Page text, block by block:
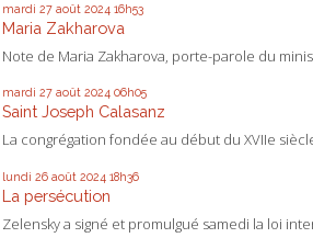
mardi 27 août 2024 16h53
Maria Zakharova
Note de Maria Zakharova, porte-parole du
mardi 27 août 2024 06h05
Saint Joseph Calasanz
La congrégation fondée au début du XVIIe
lundi 26 août 2024 18h36
La persécution
Zelensky a signé et promulgué samedi la loi